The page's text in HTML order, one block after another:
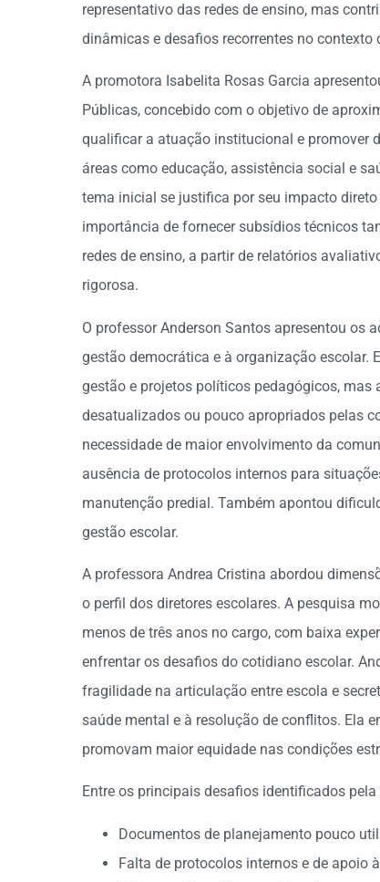
representativo das redes de ensino, mas
dinâmicas e desafios recorrentes no contexto
A promotora Isabelita Rosas Garcia
Públicas, concebido com o objetivo de
qualificar a atuação institucional e promover
áreas como educação, assistência social e
tema inicial se justifica por seu impacto
importância de fornecer subsídios técnicos
redes de ensino, a partir de relatórios
rigorosa.
O professor Anderson Santos apresentou os
gestão democrática e à organização escolar.
gestão e projetos políticos pedagógicos,
desatualizados ou pouco apropriados pelas
necessidade de maior envolvimento da
ausência de protocolos internos para
manutenção predial. Também apontou
gestão escolar.
A professora Andrea Cristina abordou
o perfil dos diretores escolares. A pesquisa
menos de três anos no cargo, com baixa
enfrentar os desafios do cotidiano escolar.
fragilidade na articulação entre escola e
saúde mental e à resolução de conflitos. Ela
promovam maior equidade nas condições
Entre os principais desafios identificados
Documentos de planejamento pouco
Falta de protocolos internos e de apoio